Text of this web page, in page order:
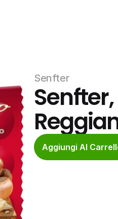
Senfter
Aggiungi Al